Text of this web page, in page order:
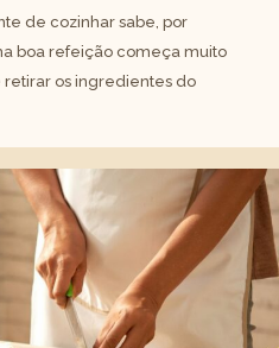
de cozinhar sabe, por
boa refeição começa muito
os ingredientes do